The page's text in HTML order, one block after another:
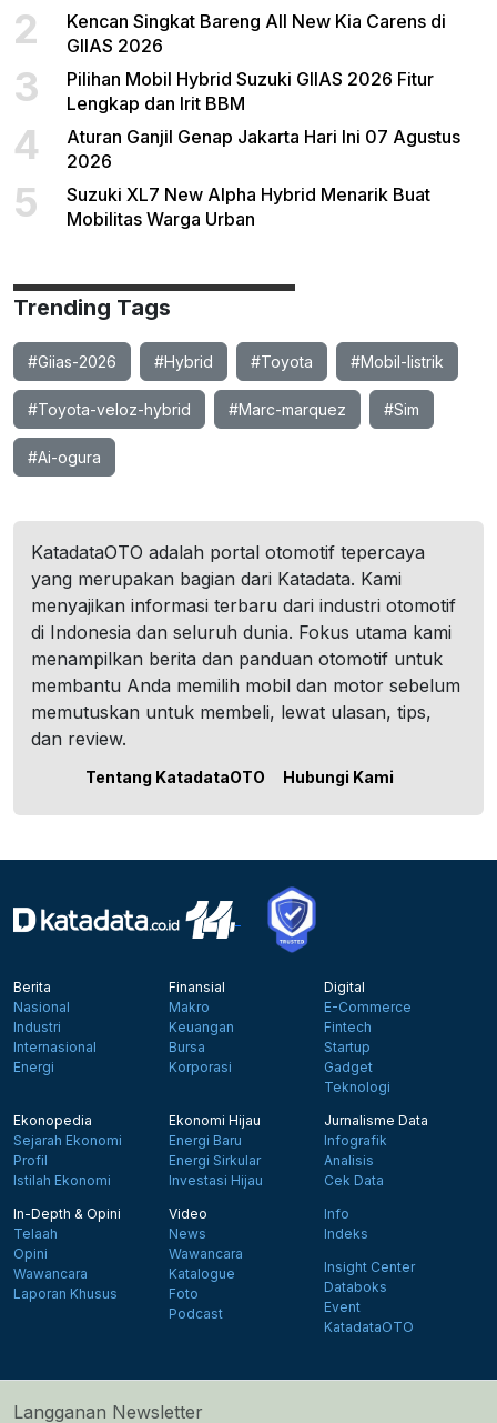
2
Kencan Singkat Bareng All New Kia Carens di
GIIAS 2026
3
Pilihan Mobil Hybrid Suzuki GIIAS 2026 Fitur
Lengkap dan Irit BBM
4
Aturan Ganjil Genap Jakarta Hari Ini 07 Agustus
2026
5
Suzuki XL7 New Alpha Hybrid Menarik Buat
Mobilitas Warga Urban
Trending Tags
#Giias-2026 #Hybrid #Toyota #Mobil-listrik
#Toyota-veloz-hybrid #Marc-marquez #Sim
#Ai-ogura
KatadataOTO adalah portal otomotif tepercaya
yang merupakan bagian dari Katadata. Kami
menyajikan informasi terbaru dari industri otomotif
di Indonesia dan seluruh dunia. Fokus utama kami
menampilkan berita dan panduan otomotif untuk
membantu Anda memilih mobil dan motor sebelum
memutuskan untuk membeli, lewat ulasan, tips,
dan review.
Tentang KatadataOTO Hubungi Kami
Berita
Nasional
Industri
Internasional
Energi
Finansial
Makro
Keuangan
Bursa
Korporasi
Digital
E-Commerce
Fintech
Startup
Gadget
Teknologi
Ekonopedia
Sejarah Ekonomi
Profil
Istilah Ekonomi
Ekonomi Hijau
Energi Baru
Energi Sirkular
Investasi Hijau
Jurnalisme Data
Infografik
Analisis
Cek Data
In-Depth & Opini
Telaah
Opini
Wawancara
Laporan Khusus
Video
News
Wawancara
Katalogue
Foto
Podcast
Info
Indeks
Insight Center
Databoks
Event
KatadataOTO
Langganan Newsletter